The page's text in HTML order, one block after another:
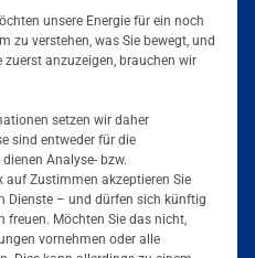
unsere Energie für ein noch
zu verstehen, was Sie bewegt, und
anzuzeigen, brauchen wir
setzen wir daher
sind entweder für die
Analyse- bzw.
auf Zustimmen akzeptieren Sie
Dienste – und dürfen sich künftig
Möchten Sie das nicht,
vornehmen oder alle